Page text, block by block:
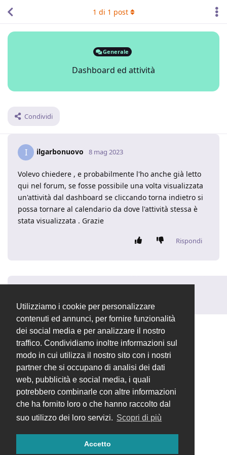
Utilizziamo i cookie per personalizzare
contenuti ed annunci, per fornire funzionalità
dei social media e per analizzare il nostro
traffico. Condividiamo inoltre informazioni sul
modo in cui utilizza il nostro sito con i nostri
partner che si occupano di analisi dei dati
web, pubblicità e social media, i quali
potrebbero combinarle con altre informazioni
che ha fornito loro o che hanno raccolto dal
suo utilizzo dei loro servizi. Scopri di più
Accetto
Generale
Dashboard ed attività
Condividi
1 di 1 post
I ilgarbonuovo 8 mag 2023
Volevo chiedere , e probabilmente l'ho anche già letto
qui nel forum, se fosse possibile una volta visualizzata
un'attività dal dashboard se cliccando torna indietro si
possa tornare al calendario da dove l'attività stessa è
stata visualizzata . Grazie
Rispondi